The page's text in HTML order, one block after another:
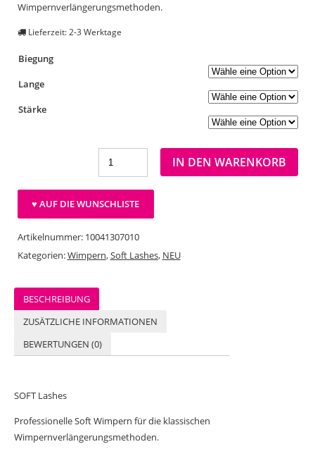
Wimpernverlängerungsmethoden.
Lieferzeit: 2-3 Werktage
Biegung
Lange
Stärke
IN DEN WARENKORB
♥ AUF DIE WUNSCHLISTE
Artikelnummer: 10041307010
Kategorien:Wimpern,Soft Lashes, NEU
BESCHREIBUNG
ZUSÄTZLICHE INFORMATIONEN
BEWERTUNGEN (0)
SOFT Lashes
Professionelle Soft Wimpern für die klassischen
Wimpernverlängerungsmethoden.